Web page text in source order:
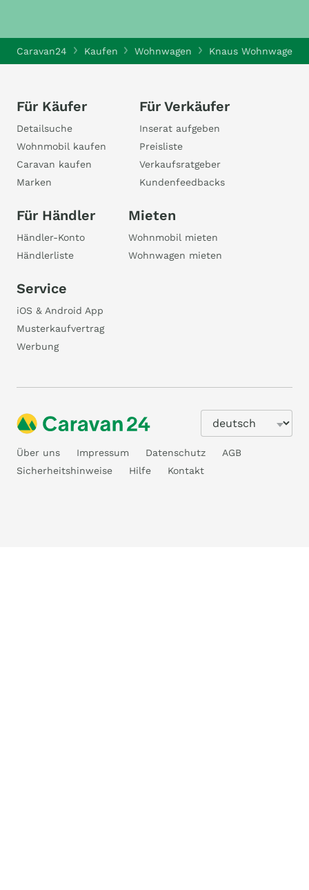
Caravan24 Kaufen Wohnwagen Knaus Wohnwagen
Für Käufer
Detailsuche
Wohnmobil kaufen
Caravan kaufen
Marken
Für Verkäufer
Inserat aufgeben
Preisliste
Verkaufsratgeber
Kundenfeedbacks
Für Händler
Händler-Konto
Händlerliste
Mieten
Wohnmobil mieten
Wohnwagen mieten
Service
iOS & Android App
Musterkaufvertrag
Werbung
Über uns Impressum Datenschutz
AGB
Sicherheitshinweise
Hilfe Kontakt